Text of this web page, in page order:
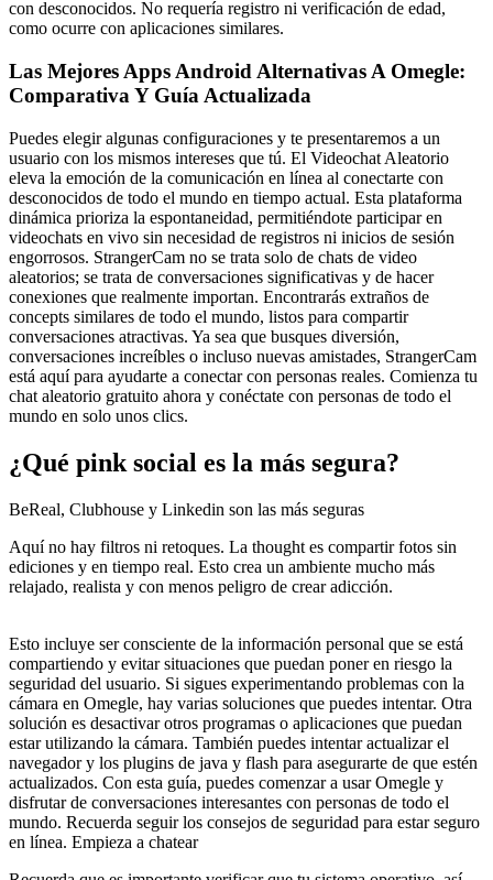
con desconocidos. No requería registro ni verificación de edad,
como ocurre con aplicaciones similares.
Las Mejores Apps Android Alternativas A Omegle:
Comparativa Y Guía Actualizada
Puedes elegir algunas configuraciones y te presentaremos a un
usuario con los mismos intereses que tú. El Videochat Aleatorio
eleva la emoción de la comunicación en línea al conectarte con
desconocidos de todo el mundo en tiempo actual. Esta plataforma
dinámica prioriza la espontaneidad, permitiéndote participar en
videochats en vivo sin necesidad de registros ni inicios de sesión
engorrosos. StrangerCam no se trata solo de chats de video
aleatorios; se trata de conversaciones significativas y de hacer
conexiones que realmente importan. Encontrarás extraños de
concepts similares de todo el mundo, listos para compartir
conversaciones atractivas. Ya sea que busques diversión,
conversaciones increíbles o incluso nuevas amistades, StrangerCam
está aquí para ayudarte a conectar con personas reales. Comienza tu
chat aleatorio gratuito ahora y conéctate con personas de todo el
mundo en solo unos clics.
¿Qué pink social es la más segura?
BeReal, Clubhouse y Linkedin son las más seguras
Aquí no hay filtros ni retoques. La thought es compartir fotos sin
ediciones y en tiempo real. Esto crea un ambiente mucho más
relajado, realista y con menos peligro de crear adicción.
Esto incluye ser consciente de la información personal que se está
compartiendo y evitar situaciones que puedan poner en riesgo la
seguridad del usuario. Si sigues experimentando problemas con la
cámara en Omegle, hay varias soluciones que puedes intentar. Otra
solución es desactivar otros programas o aplicaciones que puedan
estar utilizando la cámara. También puedes intentar actualizar el
navegador y los plugins de java y flash para asegurarte de que estén
actualizados. Con esta guía, puedes comenzar a usar Omegle y
disfrutar de conversaciones interesantes con personas de todo el
mundo. Recuerda seguir los consejos de seguridad para estar seguro
en línea. Empieza a chatear